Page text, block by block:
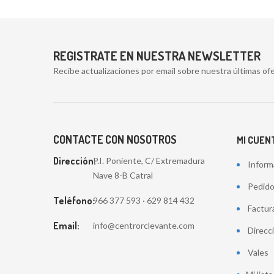
REGISTRATE EN NUESTRA NEWSLETTER
Recibe actualizaciones por email sobre nuestra últimas
CONTACTE CON NOSOTROS
Dirección:P.I. Poniente, C/ Extremadura
Nave 8-B Catral
Teléfono:966 377 593 · 629 814 432
Email: info@centrorclevante.com
MI
Vales